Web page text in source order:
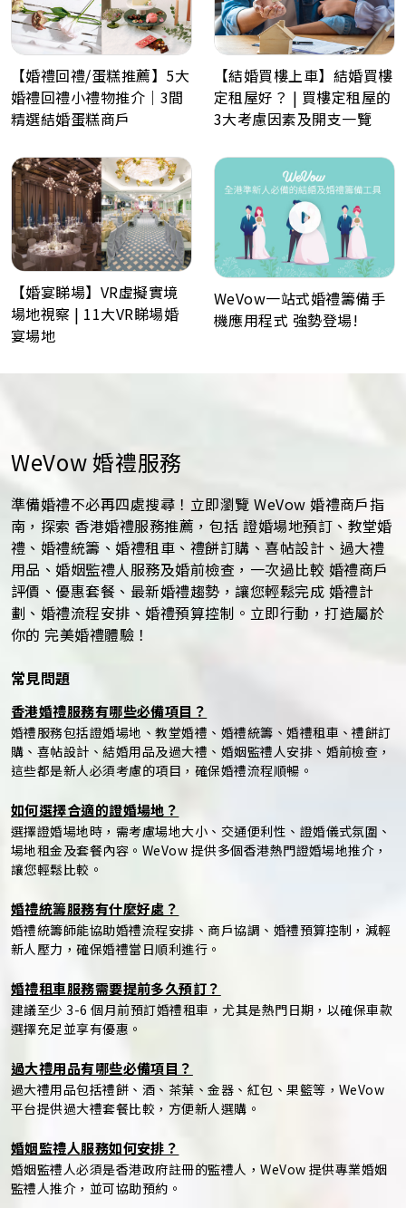
【婚禮回禮/蛋糕推薦】5大
婚禮回禮小禮物推介｜3間
精選結婚蛋糕商戶
【結婚買樓上車】結婚買樓
定租屋好？ | 買樓定租屋的
3大考慮因素及開支一覽
【婚宴睇場】VR虛擬實境
場地視察 | 11大VR睇場婚
宴場地
WeVow一站式婚禮籌備手
機應用程式 強勢登場!
WeVow 婚禮服務
準備婚禮不必再四處搜尋！立即瀏覽 WeVow 婚禮商戶指
南，探索 香港婚禮服務推薦，包括 證婚場地預訂、教堂婚
禮、婚禮統籌、婚禮租車、禮餅訂購、喜帖設計、過大禮
用品、婚姻監禮人服務及婚前檢查，一次過比較 婚禮商戶
評價、優惠套餐、最新婚禮趨勢，讓您輕鬆完成 婚禮計
劃、婚禮流程安排、婚禮預算控制。立即行動，打造屬於
你的 完美婚禮體驗！
常見問題
香港婚禮服務有哪些必備項目？
婚禮服務包括證婚場地、教堂婚禮、婚禮統籌、婚禮租車、禮餅訂
購、喜帖設計、結婚用品及過大禮、婚姻監禮人安排、婚前檢查，
這些都是新人必須考慮的項目，確保婚禮流程順暢。
如何選擇合適的證婚場地？
選擇證婚場地時，需考慮場地大小、交通便利性、證婚儀式氛圍、
場地租金及套餐內容。WeVow 提供多個香港熱門證婚場地推介，
讓您輕鬆比較。
婚禮統籌服務有什麼好處？
婚禮統籌師能協助婚禮流程安排、商戶協調、婚禮預算控制，減輕
新人壓力，確保婚禮當日順利進行。
婚禮租車服務需要提前多久預訂？
建議至少 3-6 個月前預訂婚禮租車，尤其是熱門日期，以確保車款
選擇充足並享有優惠。
過大禮用品有哪些必備項目？
過大禮用品包括禮餅、酒、茶葉、金器、紅包、果籃等，WeVow
平台提供過大禮套餐比較，方便新人選購。
婚姻監禮人服務如何安排？
婚姻監禮人必須是香港政府註冊的監禮人，WeVow 提供專業婚姻
監禮人推介，並可協助預約。